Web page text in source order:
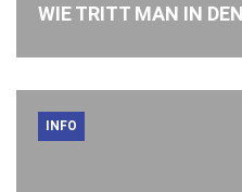
WIE TRITT MAN IN
INFO